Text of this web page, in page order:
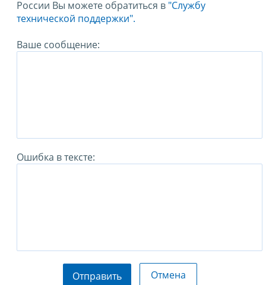
России Вы можете обратиться в "Службу
технической поддержки".
Ваше сообщение:
Ошибка в тексте:
Отправить Отмена